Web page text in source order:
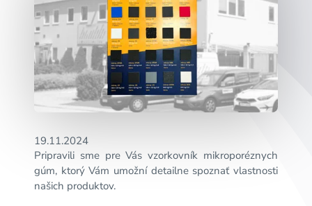
19.11.2024
Pripravili sme pre Vás vzorkovník mikroporéznych
gúm, ktorý Vám umožní detailne spoznať vlastnosti
našich produktov.